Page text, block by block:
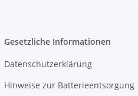
Gesetzliche Informationen
Datenschutzerklärung
Hinweise zur Batterieentsorgung